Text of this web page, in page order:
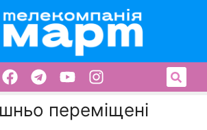
переміщені